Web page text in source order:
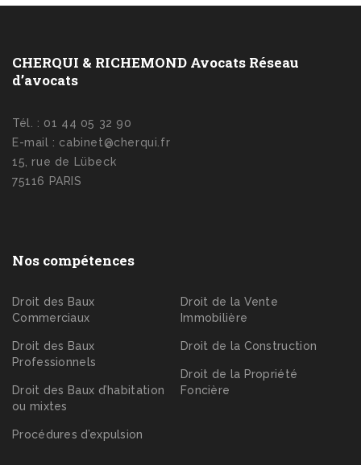
CHERQUI & RICHEMOND Avocats Réseau
d’avocats
Tél. : 01 44 05 32 90
E-mail : cabinet@cherqui.fr
15, rue de Lübeck
75116 PARIS
Nos compétences
Droit des Baux
Commerciaux
Droit des Baux
Professionnels
Droit des Baux d’habitation
ou mixtes
Procédures d’expulsion
Droit de la Vente
Immobilière
Droit de la Construction
Droit de la Propriété
Foncière